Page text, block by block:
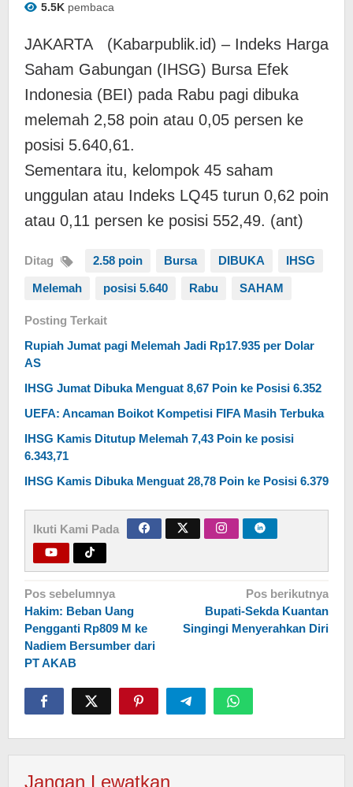
5.5K pembaca
JAKARTA (Kabarpublik.id) – Indeks Harga
Saham Gabungan (IHSG) Bursa Efek
Indonesia (BEI) pada Rabu pagi dibuka
melemah 2,58 poin atau 0,05 persen ke
posisi 5.640,61.
Sementara itu, kelompok 45 saham
unggulan atau Indeks LQ45 turun 0,62 poin
atau 0,11 persen ke posisi 552,49. (ant)
Ditag 2.58 poin Bursa DIBUKA IHSG
Melemah posisi 5.640 Rabu SAHAM
Posting Terkait
Rupiah Jumat pagi Melemah Jadi Rp17.935 per Dolar
AS
IHSG Jumat Dibuka Menguat 8,67 Poin ke Posisi 6.352
UEFA: Ancaman Boikot Kompetisi FIFA Masih Terbuka
IHSG Kamis Ditutup Melemah 7,43 Poin ke posisi
6.343,71
IHSG Kamis Dibuka Menguat 28,78 Poin ke Posisi 6.379
Ikuti Kami Pada
Navigasi
pos
Pos sebelumnya
Hakim: Beban Uang
Pengganti Rp809 M ke
Nadiem Bersumber dari
PT AKAB
Pos berikutnya
Bupati-Sekda Kuantan
Singingi Menyerahkan Diri
Jangan Lewatkan